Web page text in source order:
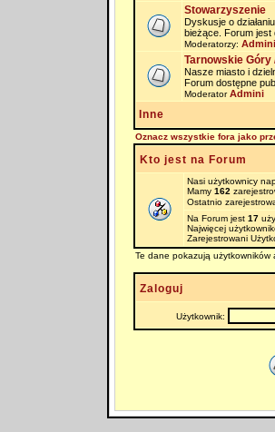
Stowarzyszenie
Dyskusje o
bieżące. Forum jest
Moderatorzy: Admini
Tarnowskie Góry
Nasze miasto i
Forum dostępne
ModeratorAdmini
Inne
Oznacz wszystkie fora jako
Kto jest na Forum
Nasi użytkownicy
Mamy 162
Ostatnio
Na Forum jest 17
Najwięcej
Zarejestrowani
Te dane pokazują
Zaloguj
Użytkownik: